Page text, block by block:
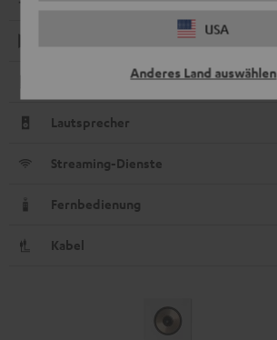
USA
Anderes Land auswählen
Lautsprecher
Streaming-Dienste
Fernbedienung
Kabel